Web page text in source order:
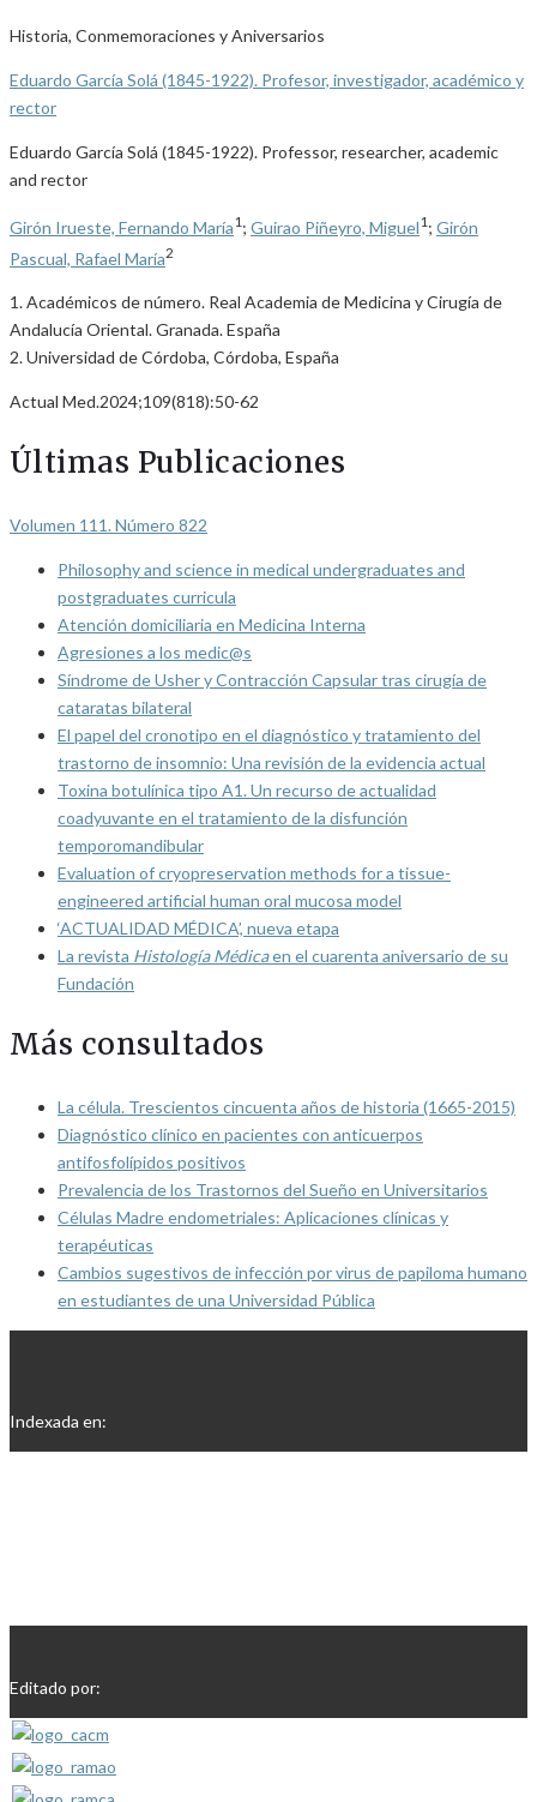
Historia, Conmemoraciones y Aniversarios
Eduardo García Solá (1845-1922). Profesor, investigador, académico y
rector
Eduardo García Solá (1845-1922). Professor, researcher, academic
and rector
Girón Irueste, Fernando María1 ; Guirao Piñeyro, Miguel1 ; Girón
Pascual, Rafael María2
1. Académicos de número. Real Academia de Medicina y Cirugía de
Andalucía Oriental. Granada. España
2. Universidad de Córdoba, Córdoba, España
Actual Med.2024;109(818):50-62
Últimas Publicaciones
Volumen 111. Número 822
Philosophy and science in medical undergraduates and
postgraduates curricula
Atención domiciliaria en Medicina Interna
Agresiones a los medic@s
Síndrome de Usher y Contracción Capsular tras cirugía de
cataratas bilateral
El papel del cronotipo en el diagnóstico y tratamiento del
trastorno de insomnio: Una revisión de la evidencia actual
Toxina botulínica tipo A1. Un recurso de actualidad
coadyuvante en el tratamiento de la disfunción
temporomandibular
Evaluation of cryopreservation methods for a tissue-
engineered artificial human oral mucosa model
‘ACTUALIDAD MÉDICA’, nueva etapa
La revista Histología Médicaen el cuarenta aniversario de su
Fundación
Más consultados
La célula. Trescientos cincuenta años de historia (1665-2015)
Diagnóstico clínico en pacientes con anticuerpos
antifosfolípidos positivos
Prevalencia de los Trastornos del Sueño en Universitarios
Células Madre endometriales: Aplicaciones clínicas y
terapéuticas
Cambios sugestivos de infección por virus de papiloma humano
en estudiantes de una Universidad Pública
Indexada en:
Editado por: